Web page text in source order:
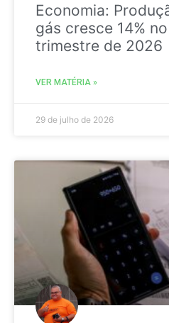
Economia:
gás cresce 14%
trimestre de 2026
VER MATÉRIA »
29 de julho de 2026